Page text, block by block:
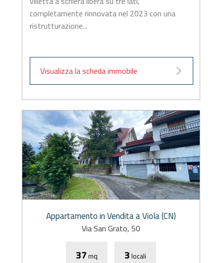
completamente rinnovata nel 2023 con una
ristrutturazione...
Visualizza la scheda immobile
Appartamento in Vendita a Viola (CN)
Via San Grato, 50
37mq 3locali